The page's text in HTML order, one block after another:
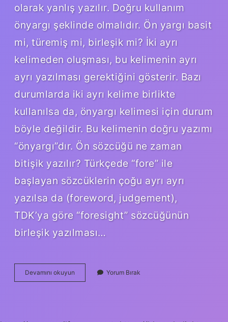
olarak yanlış yazılır. Doğru kullanım
önyargı şeklinde olmalıdır. Ön yargı basit
mi, türemiş mi, birleşik mi? İki ayrı
kelimeden oluşması, bu kelimenin ayrı
ayrı yazılması gerektiğini gösterir. Bazı
durumlarda iki ayrı kelime birlikte
kullanılsa da, önyargı kelimesi için durum
böyle değildir. Bu kelimenin doğru yazımı
“önyargı”dır. Ön sözcüğü ne zaman
bitişik yazılır? Türkçede “fore” ile
başlayan sözcüklerin çoğu ayrı ayrı
yazılsa da (foreword, judgement),
TDK’ya göre “foresight” sözcüğünün
birleşik yazılması…
Devamını okuyun
Yargı
Yorum Bırak